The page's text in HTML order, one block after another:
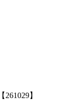
】